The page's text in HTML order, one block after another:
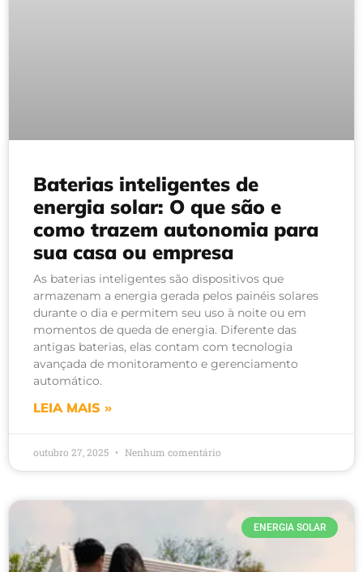
Baterias inteligentes de
energia solar: O que são e
como trazem autonomia para
sua casa ou empresa
As baterias inteligentes são dispositivos que
armazenam a energia gerada pelos painéis solares
durante o dia e permitem seu uso à noite ou em
momentos de queda de energia. Diferente das
antigas baterias, elas contam com tecnologia
avançada de monitoramento e gerenciamento
automático.
LEIA MAIS »
outubro 27, 2025 Nenhum comentário
ENERGIA SOLAR